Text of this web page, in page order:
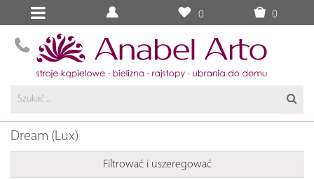
0 0
Dream (Lux)
Filtrować i uszeregować